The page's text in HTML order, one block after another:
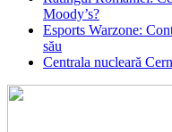
Moody’s?
Esports Warzone:
său
Centrala nucleară